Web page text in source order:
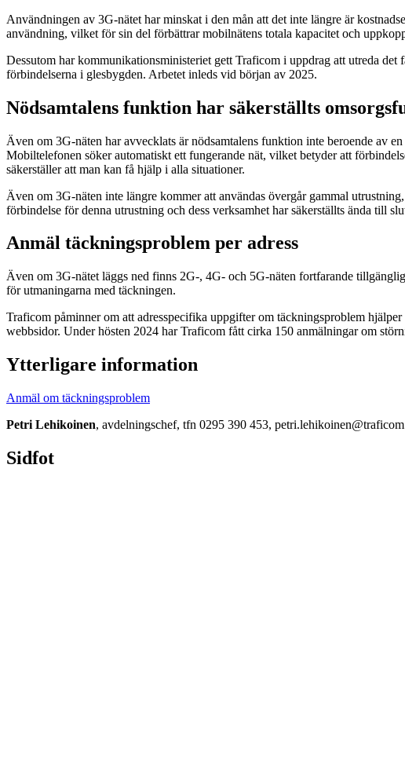
Användningen av 3G-nätet har minskat i den mån att det inte längre är
användning, vilket för sin del förbättrar mobilnätens totala kapacitet och
Dessutom har kommunikationsministeriet gett Traficom i uppdrag att utreda
förbindelserna i glesbygden. Arbetet inleds vid början av 2025.
Nödsamtalens funktion har säkerställts
Även om 3G-näten har avvecklats är nödsamtalens funktion inte beroende av
Mobiltelefonen söker automatiskt ett fungerande nät, vilket betyder att
säkerställer att man kan få hjälp i alla situationer.
Även om 3G-näten inte längre kommer att användas övergår gammal
förbindelse för denna utrustning och dess verksamhet har säkerställts ända till
Anmäl täckningsproblem per adress
Även om 3G-nätet läggs ned finns 2G-, 4G- och 5G-näten fortfarande
för utmaningarna med täckningen.
Traficom påminner om att adresspecifika uppgifter om täckningsproblem
webbsidor. Under hösten 2024 har Traficom fått cirka 150 anmälningar om
Ytterligare information
Anmäl om täckningsproblem
Petri Lehikoinen, avdelningschef, tfn 0295 390 453,
Sidfot